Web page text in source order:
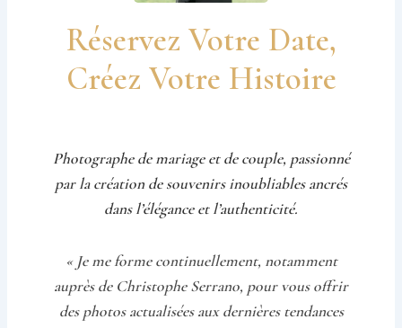
Réservez Votre Date,
Créez Votre Histoire
Photographe de mariage et de couple, passionné
par la création de souvenirs inoubliables ancrés
dans l’élégance et l’authenticité.
« Je me forme continuellement, notamment
auprès de Christophe Serrano, pour vous offrir
des photos actualisées aux dernières tendances